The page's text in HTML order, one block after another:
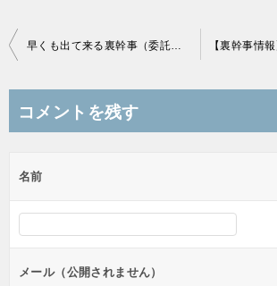
投
ビ
ー
シ
ン
早くも出て来る裏幹事（委託幹事）情報
コメントを残す
名前
メール（公開されません）